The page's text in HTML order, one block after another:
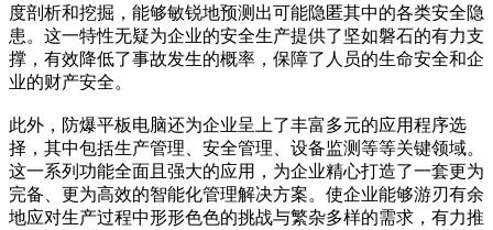
度剖析和挖掘，能够敏锐地预测出可能隐匿其中的各类安全隐
患。这一特性无疑为企业的安全生产提供了坚如磐石的有力支
撑，有效降低了事故发生的概率，保障了人员的生命安全和企
业的财产安全。
此外，防爆平板电脑还为企业呈上了丰富多元的应用程序选
择，其中包括生产管理、安全管理、设备监测等等关键领域。
这一系列功能全面且强大的应用，为企业精心打造了一套更为
完备、更为高效的智能化管理解决方案。使企业能够游刃有余
地应对生产过程中形形色色的挑战与繁杂多样的需求，有力推